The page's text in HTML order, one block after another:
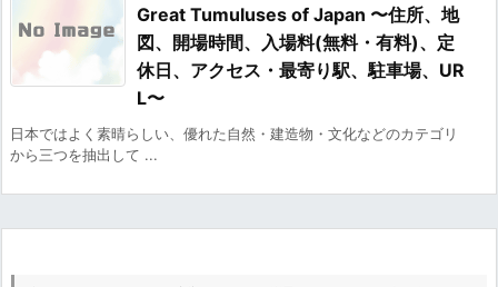
Great Tumuluses of Japan 〜住所、地
図、開場時間、入場料(無料・有料)、定
休日、アクセス・最寄り駅、駐車場、UR
L〜
日本ではよく素晴らしい、優れた自然・建造物・文化などのカテゴリ
から三つを抽出して ...